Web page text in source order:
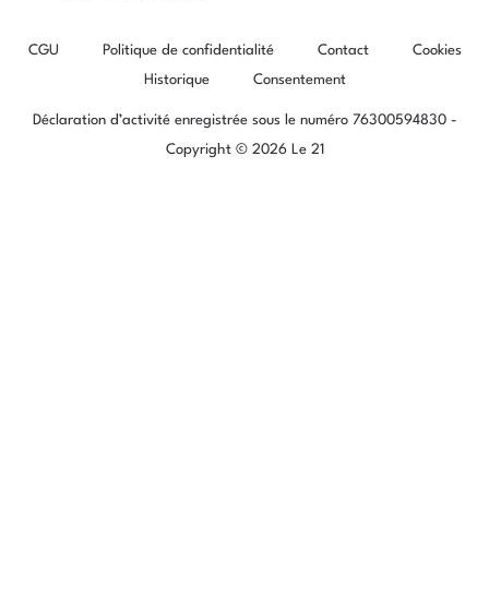
CGU Politique de confidentialité Contact Cookies
Historique Consentement
Déclaration d’activité enregistrée sous le numéro 76300594830 -
Copyright © 2026 Le 21